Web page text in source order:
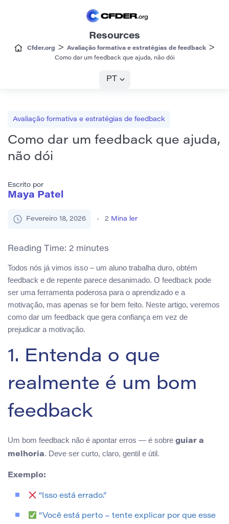
Resources
Cfder.org > Avaliação formativa e estratégias de feedback>
Como dar um feedback que ajuda, não dói
PT
Avaliação formativa e estratégias de feedback
Como dar um feedback que ajuda,
não dói
Escrito por
Maya Patel
Fevereiro 18, 2026 2 Mina ler
Reading Time: 2 minutes
Todos nós já vimos isso – um aluno trabalha duro, obtém
feedback e de repente parece desanimado. O feedback pode
ser uma ferramenta poderosa para o aprendizado e a
motivação, mas apenas se for bem feito. Neste artigo, veremos
como dar um feedback que gera confiança em vez de
prejudicar a motivação.
1. Entenda o que
realmente é um bom
feedback
Um bom feedback não é apontar erros — é sobre guiar a
melhoria. Deve ser curto, claro, gentil e útil.
Exemplo:
“Isso está errado.”
“Você está perto – tente explicar por que esse